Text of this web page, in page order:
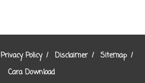
Privacy Policy Disclaimer
Sitemap
Cara Download